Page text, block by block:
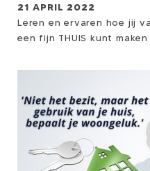
21 APRIL 2022
Leren en ervaren hoe jij
een fijn THUIS kunt maken